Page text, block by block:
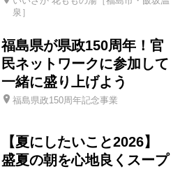
泉］
福島県が県政150周年！官
民ネットワークに参加して
一緒に盛り上げよう
福島県政150周年記念事業
【夏にしたいこと2026】
盛夏の朝を心地良くスープ